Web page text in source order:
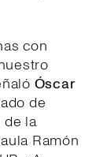
con
Óscar
de
de la
Ramón